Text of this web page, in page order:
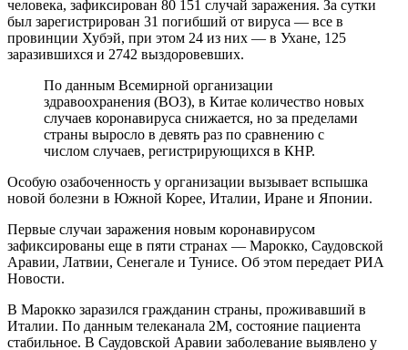
человека, зафиксирован 80 151 случай заражения. За сутки
был зарегистрирован 31 погибший от вируса — все в
провинции Хубэй, при этом 24 из них — в Ухане, 125
заразившихся и 2742 выздоровевших.
По данным Всемирной организации
здравоохранения (ВОЗ), в Китае количество новых
случаев коронавируса снижается, но за пределами
страны выросло в девять раз по сравнению с
числом случаев, регистрирующихся в КНР.
Особую озабоченность у организации вызывает вспышка
новой болезни в Южной Корее, Италии, Иране и Японии.
Первые случаи заражения новым коронавирусом
зафиксированы еще в пяти странах — Марокко, Саудовской
Аравии, Латвии, Сенегале и Тунисе. Об этом передает РИА
Новости.
В Марокко заразился гражданин страны, проживавший в
Италии. По данным телеканала 2M, состояние пациента
стабильное. В Саудовской Аравии заболевание выявлено у